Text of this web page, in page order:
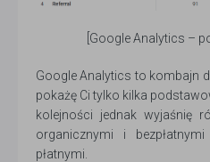
[Google Analytics –
Google Analytics to kombajn
pokażę Ci tylko kilka
kolejności jednak wyjaśnię
organicznymi i
płatnymi.